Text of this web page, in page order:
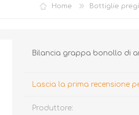
Home Bottiglie
Bilancia grappa bonollo di
Lascia la prima recensione
Produttore: